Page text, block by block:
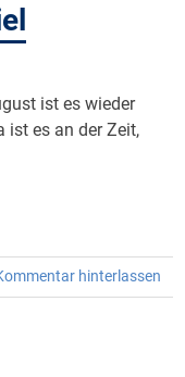
ist es wieder
ist es an der Zeit,
hinterlassen